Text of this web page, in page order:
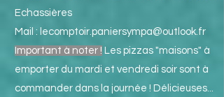
Echassières
Mail : lecomptoir.paniersympa@outlook.fr
Important à noter ! Les pizzas "maisons" à
emporter du mardi et vendredi soir sont à
commander dans la journée ! Délicieuses...